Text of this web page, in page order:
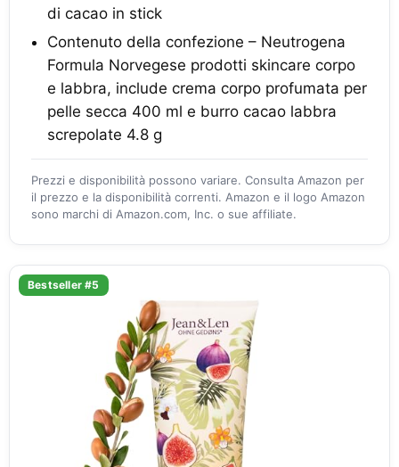
di cacao in stick
Contenuto della confezione – Neutrogena
Formula Norvegese prodotti skincare corpo
e labbra, include crema corpo profumata per
pelle secca 400 ml e burro cacao labbra
screpolate 4.8 g
Prezzi e disponibilità possono variare. Consulta Amazon per
il prezzo e la disponibilità correnti. Amazon e il logo Amazon
sono marchi di Amazon.com, Inc. o sue affiliate.
Bestseller #5